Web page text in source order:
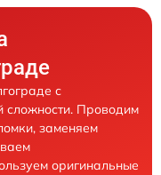
с
сложности. Проводим
заменяем
оригинальные